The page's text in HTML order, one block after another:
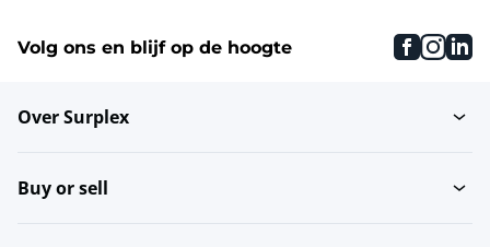
Vleugels
Volg ons en blijf op de hoogte
Over Surplex
Buy or sell